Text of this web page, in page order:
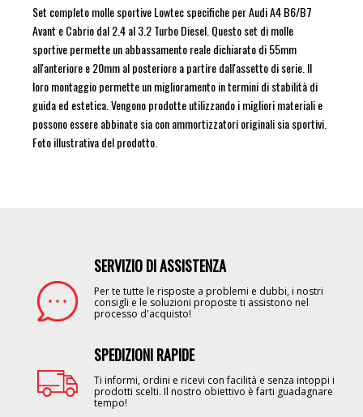
Set completo molle sportive Lowtec specifiche per Audi A4 B6/B7
Avant e Cabrio dal 2.4 al 3.2 Turbo Diesel. Questo set di molle
sportive permette un abbassamento reale dichiarato di 55mm
all'anteriore e 20mm al posteriore a partire dall'assetto di serie. Il
loro montaggio permette un miglioramento in termini di stabilità di
guida ed estetica. Vengono prodotte utilizzando i migliori materiali e
possono essere abbinate sia con ammortizzatori originali sia sportivi.
Foto illustrativa del prodotto.
SERVIZIO DI ASSISTENZA
Per te tutte le risposte a problemi e dubbi, i nostri
consigli e le soluzioni proposte ti assistono nel
processo d'acquisto!
SPEDIZIONI RAPIDE
Ti informi, ordini e ricevi con facilità e senza intoppi i
prodotti scelti. Il nostro obiettivo è farti guadagnare
tempo!